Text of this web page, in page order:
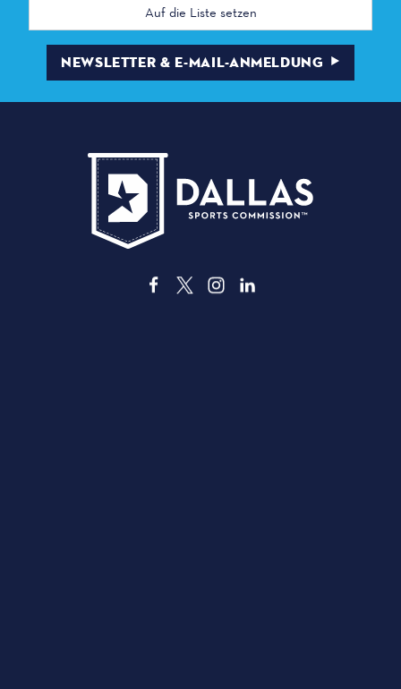
Adresse
NEWSLETTER & E-MAIL-ANMELDUNG